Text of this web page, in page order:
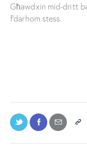
Għawdxin mid-dritt
f’darhom stess.